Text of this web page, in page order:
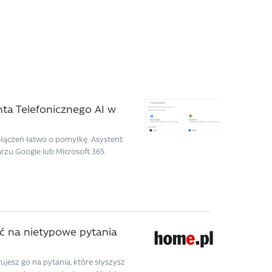
Telefonicznego AI w
łatwo o pomyłkę. Asystent
Google lub Microsoft 365.
na nietypowe pytania
go na pytania, które słyszysz